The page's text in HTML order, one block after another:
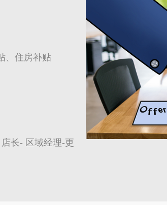
、住房补贴
长- 区域经理-更